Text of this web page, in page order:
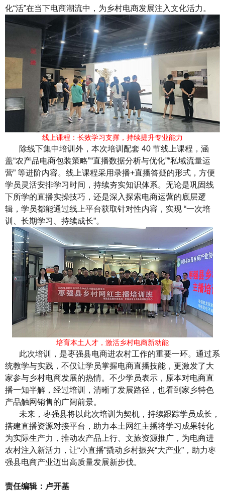
化“活”在当下电商潮流中，为乡村电商发展注入文化活力。
线上课程：长效学习支撑，持续提升专业能力
除线下集中培训外，本次培训配套 40 节线上课程，涵
盖“农产品电商包装策略”“直播数据分析与优化”“私域流量运
营” 等进阶内容。线上课程采用录播+直播答疑的形式，方便
学员灵活安排学习时间，持续夯实知识体系。无论是巩固线
下所学的直播实操技巧，还是深入探索电商运营的底层逻
辑，学员都能通过线上平台获取针对性内容，实现 “一次培
训、长期学习、持续成长”。
培育本土人才，激活乡村电商新动能
此次培训，是枣强县电商进农村工作的重要一环。通过系
统教学与实践，不仅让学员掌握电商直播技能，更激发了大
家参与乡村电商发展的热情。不少学员表示，原本对电商直
播一知半解，经过培训，清晰了发展路径，也看到家乡特色
产品触网销售的广阔前景。
未来，枣强县将以此次培训为契机，持续跟踪学员成长，
搭建直播资源对接平台，助力本土网红主播将学习成果转化
为实际生产力，推动农产品上行、文旅资源推广，为电商进
农村注入新活力，让“小直播”撬动乡村振兴“大产业”，助力枣
强县电商产业迈出高质量发展新步伐。
责任编辑：卢开基